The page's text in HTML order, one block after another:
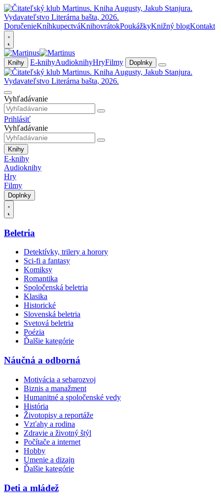
DoručenieKníhkupectváKnihovrátokPoukážkyKnižný blogKontakt
Knihy E-knihyAudioknihyHryFilmy Doplnky
Vyhľadávanie
Prihlásiť
Vyhľadávanie
Knihy
E-knihy
Audioknihy
Hry
Filmy
Doplnky
Beletria
Detektívky, trilery a horory
Sci-fi a fantasy
Komiksy
Romantika
Spoločenská beletria
Klasika
Historické
Slovenská beletria
Svetová beletria
Poézia
Ďalšie kategórie
Náučná a odborná
Motivácia a sebarozvoj
Biznis a manažment
Humanitné a spoločenské vedy
História
Životopisy a reportáže
Vzťahy a rodina
Zdravie a životný štýl
Počítače a internet
Hobby
Umenie a dizajn
Ďalšie kategórie
Deti a mládež